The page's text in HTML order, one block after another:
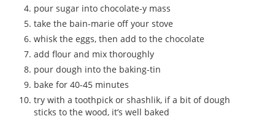
pour sugar into chocolate-y mass
take the bain-marie off your stove
whisk the eggs, then add to the chocolate
add flour and mix thoroughly
pour dough into the baking-tin
bake for 40-45 minutes
try with a toothpick or shashlik, if a bit of dough
sticks to the wood, it’s well baked